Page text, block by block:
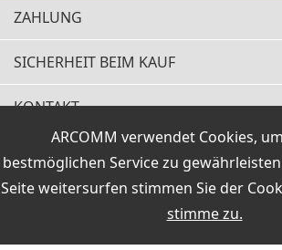
ARCOMM verwendet Cookies,
bestmöglichen Service zu
Seite weitersurfen stimmen Sie der
stimme zu.
ZAHLUNG
SICHERHEIT BEIM KAUF
Käuferschutz
Datenschutz
perfekter Schutz gegen kriminelle
KONTAKT
HOTLINE
+49 (0)30 351 26 92 62
info@hamoffice.de
VERTRAG WIDERRUFEN
Versand / Zahlung AGB & Widerrufsrecht |
Preisangaben inkl.19% MwSt und zzgl.Service-